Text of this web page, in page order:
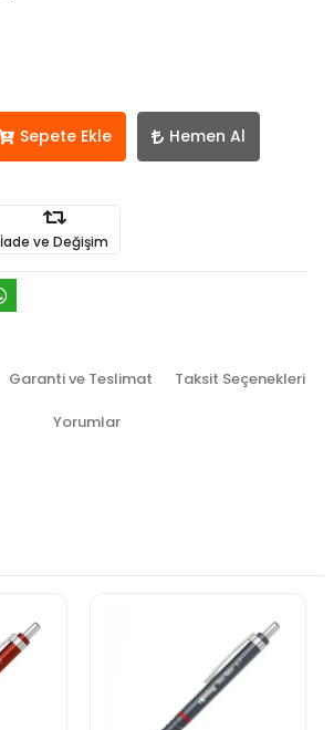
Sepete Ekle Hemen Al
İade ve Değişim
Garanti ve Teslimat Taksit Seçenekleri
Yorumlar